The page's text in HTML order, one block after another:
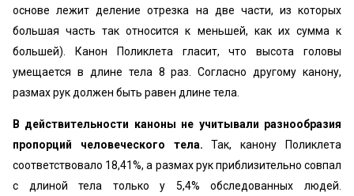
основе лежит деление отрезка на две части, из которых
большая часть так относится к меньшей, как их сумма к
большей). Канон Поликлета гласит, что высота головы
умещается в длине тела 8 раз. Согласно другому канону,
размах рук должен быть равен длине тела.
В действительности каноны не учитывали разнообразия
пропорций человеческого тела.Так, канону Поликлета
соответствовало 18,41%, а размах рук приблизительно совпал
с длиной тела только у 5,4% обследованных людей.